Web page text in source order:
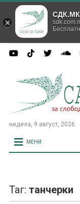
недела, 9 август, 2026
МЕНИ
Таг: танчерки
СДК.МК